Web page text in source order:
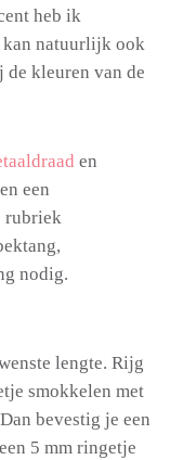
heb ik
kan natuurlijk ook
de kleuren van de
en
een
rubriek
nodig.
lengte. Rijg
smokkelen met
bevestig je een
5 mm ringetje